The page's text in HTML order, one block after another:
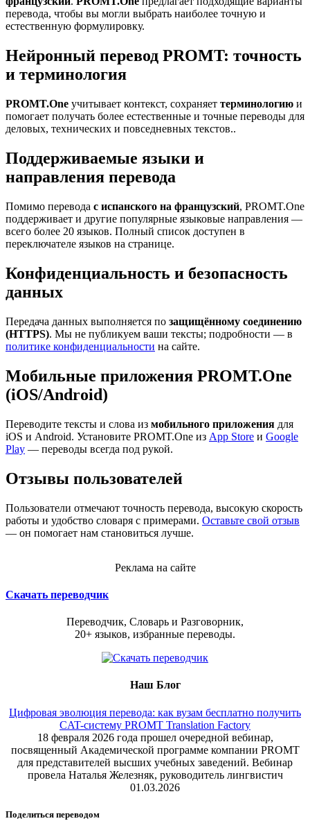
перевода, чтобы вы могли выбрать наиболее точную и
естественную формулировку.
Нейронный перевод PROMT: точность
и терминология
PROMT.One учитывает контекст, сохраняет терминологию и
помогает получать более естественные и точные переводы для
деловых, технических и повседневных текстов..
Поддерживаемые языки и
направления перевода
Помимо перевода с испанского на французский, PROMT.One
поддерживает и другие популярные языковые направления —
всего более 20 языков. Полный список доступен в
переключателе языков на странице.
Конфиденциальность и безопасность
данных
Передача данных выполняется по защищённому соединению
(HTTPS). Мы не публикуем ваши тексты; подробности — в
политике конфиденциальности на сайте.
Мобильные приложения PROMT.One
(iOS/Android)
Переводите тексты и слова из мобильного приложения для
iOS и Android. Установите PROMT.One из App Store и Google
Play — переводы всегда под рукой.
Отзывы пользователей
Пользователи отмечают точность перевода, высокую скорость
работы и удобство словаря с примерами. Оставьте свой отзыв
— он помогает нам становиться лучше.
Реклама на сайте
Скачать переводчик
Переводчик, Словарь и Разговорник,
20+ языков, избранные переводы.
Наш Блог
Цифровая эволюция перевода: как вузам бесплатно получить
CAT-систему PROMT Translation Factory
18 февраля 2026 года прошел очередной вебинар,
посвященный Академической программе компании PROMT
для представителей высших учебных заведений. Вебинар
провела Наталья Железняк, руководитель лингвистич
01.03.2026
Поделиться переводом